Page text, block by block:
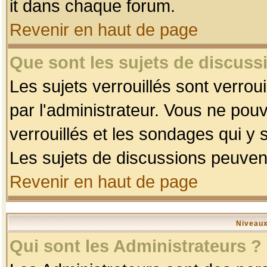
it dans chaque forum.
Revenir en haut de page
Que sont les sujets de
Les sujets verrouillés sont
par l'administrateur. Vous ne
verrouillés et les sondages qui y
Les sujets de discussions
Revenir en haut de page
Qui sont les Administrateurs ?